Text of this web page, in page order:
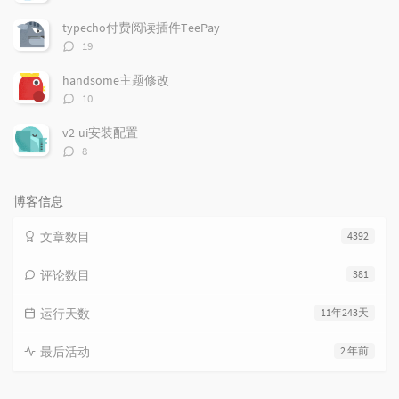
数：
typecho付费阅读插件TeePay
评
数：
19
handsome主题修改
评
数：
10
v2-ui安装配置
评
8
博客信息
4392
文章数目
381
评论数目
11年243天
运行天数
2 年前
最后活动